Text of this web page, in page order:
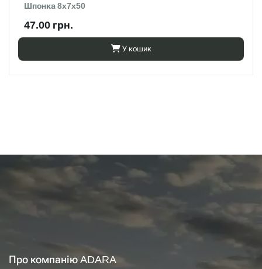
Шпонка 8x7x50
47.00 грн.
У кошик
Про компанію ADARA